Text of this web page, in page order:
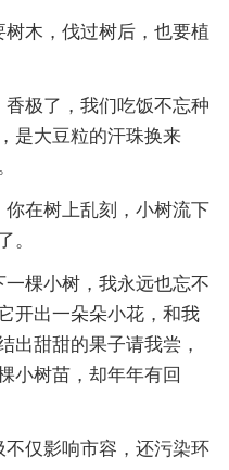
木，伐过树后，也要植
极了，我们吃饭不忘种
是大豆粒的汗珠换来
在树上乱刻，小树流下
。
棵小树，我永远也忘不
开出一朵朵小花，和我
出甜甜的果子请我尝，
小树苗，却年年有回
仅影响市容，还污染环